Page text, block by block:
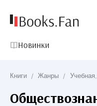
Новинки
Книги / Жанры /